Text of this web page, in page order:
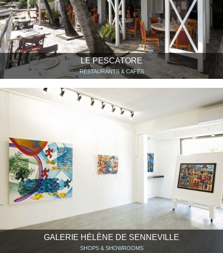
LE PESCATORE
RESTAURANTS & CAFÉS
GALERIE HÉLÈNE DE SENNEVILLE
SHOPS & SHOWROOMS